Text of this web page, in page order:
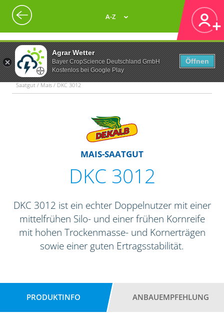
Agrar Wetter
Bayer CropScience Deutschland GmbH
Kostenlos bei Google Play
Öffnen
A-Z
Saatgut / Mais / DKC 3012
MAIS-SAATGUT
DKC 3012
DKC 3012 ist ein echter Doppelnutzer mit einer
mittelfrühen Silo- und einer frühen Kornreife
mit hohen Trockenmasse- und Kornerträgen
sowie einer guten Ertragsstabilität.
PRODUKTINFO ANBAUEMPFEHLUNG